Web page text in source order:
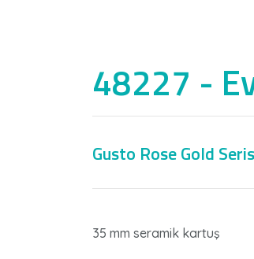
48227 -
Gusto Rose Gold
35 mm seramik kartuş